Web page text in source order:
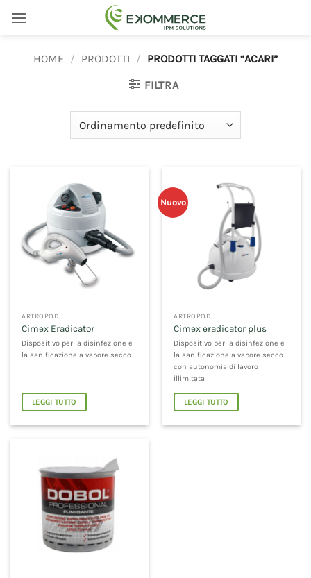
HOME / PRODOTTI / PRODOTTI TAGGATI “ACARI”
FILTRA
ARTROPODI
Cimex Eradicator
Dispositivo per la disinfezione e
la sanificazione a vapore secco
LEGGI TUTTO
Nuovo
ARTROPODI
Cimex eradicator plus
Dispositivo per la disinfezione e
la sanificazione a vapore secco
con autonomia di lavoro
illimitata
LEGGI TUTTO